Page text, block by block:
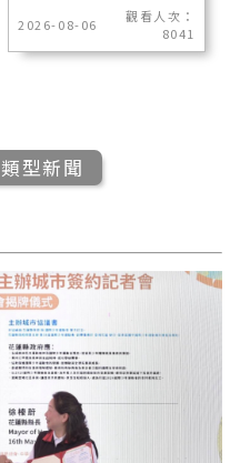
2026-08-06
觀看人次：
8041
型新聞